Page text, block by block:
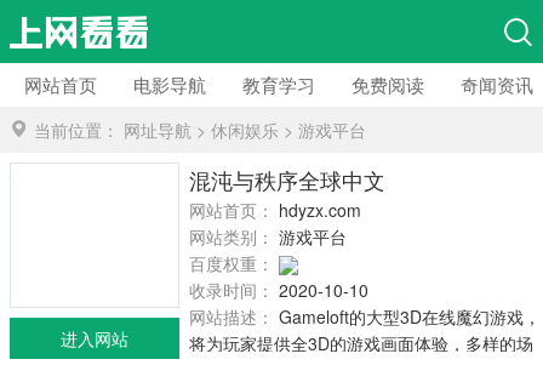
网站首页 电影导航 教育学习 免费阅读 奇闻资讯
当前位置： 网址导航 > 休闲娱乐 > 游戏平台
混沌与秩序全球中文网
网站首页： hdyzx.com
网站类别： 游戏平台
百度权重：
收录时间： 2020-10-10
网站描述： Gameloft的大型3D在线魔幻游戏，
将为玩家提供全3D的游戏画面体验，多样的场
进入网站